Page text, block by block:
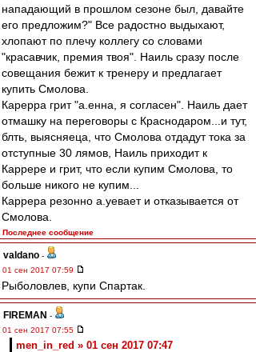
нападающий в прошлом сезоне был, давайте
его предложим?" Все радостно выдыхают,
хлопают по плечу коллегу со словами
"красавчик, премия твоя". Наиль сразу после
совещания бежит к тренеру и предлагает
купить Смолова.
Карерра грит "а.енна, я согласен". Наиль дает
отмашку на переговоры с Краснодаром...и тут,
блть, выясняеца, что Смолова отдадут тока за
отступные 30 лямов, Наиль приходит к
Каррере и грит, что если купим Смолова, то
больше никого не купим...
Каррера резонно а.уевает и отказывается от
Смолова.
Последнее сообщение
valdano -
01 сен 2017 07:59
Рыболовлев, купи Спартак.
FIREMAN -
01 сен 2017 07:55
men_in_red » 01 сен 2017 07:47